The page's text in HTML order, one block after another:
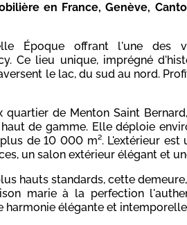
en France, Genève,
Époque offrant l'une des
Ce lieu unique, imprégné
le lac, du sud au nord.
de Menton Saint
de gamme. Elle déploie
de 10 000 m². L'extérieur
un salon extérieur élégant et
hauts standards, cette
marie à la perfection
harmonie élégante et